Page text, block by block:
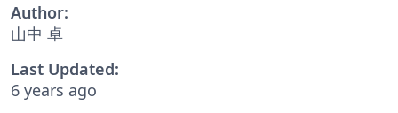
Author:
山中 卓
Last Updated:
6 years ago